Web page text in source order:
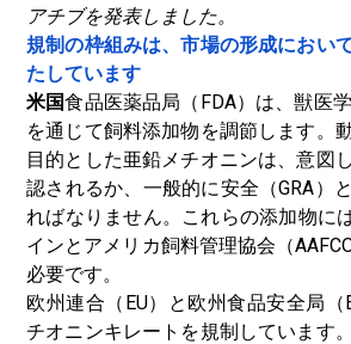
アチブを発表しました。
規制の枠組みは、市場の形成におい
たしています
米国食品医薬品局（FDA）は、獣医
を通じて飼料添加物を調節します。
目的とした亜鉛メチオニンは、意図
認されるか、一般的に安全（GRA）
ればなりません。これらの添加物に
インとアメリカ飼料管理協会（
必要です。
欧州連合（EU）と欧州食品安全局（
チオニンキレートを規制しています